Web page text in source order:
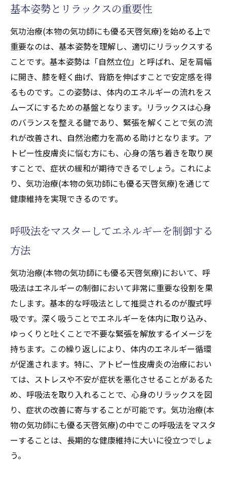
アトピー性皮膚炎への気功治療(本物の気功師に
アトピー性皮膚炎に対する気功治療(本物の
気功師にも優る天啓気療)の治療効果とは
免疫力を高める気功治療(本物の気功師にも
優る天啓気療)の役割
肌の状態を改善するための気功治療(本物の
気功師にも優る天啓気療)の実践
気功治療(本物の気功師にも優る天啓気療)を
通じたストレス管理の重要性
気功治療(本物の気功師にも優る天啓気療)の
実践による炎症軽減メカニズム
アトピー患者のための特別な気功治療(本物
自然治癒力を高めるための気功治療(本物の気功
自然治癒力を引き出す気功治療(本物の気功
師にも優る天啓気療)の基本原理
日常生活での気功治療(本物の気功師にも優
る天啓気療)の取り入れ方
効果を実感するための気功治療(本物の気功
師にも優る天啓気療)の習慣化
気功治療(本物の気功師にも優る天啓気療)に
よる自己治癒力の向上事例
心身のバランスを整えるための気功治療(本
物の気功師にも優る天啓気療)の活用法
自己再生能力を促進する気功治療(本物の気
功師にも優る天啓気療)のテクニック
基本姿勢とリラックスの重要性
気功治療(本物の気功師にも優る天啓気療)を始める上で
重要なのは、基本姿勢を理解し、適切にリラックスする
ことです。基本姿勢は「自然立位」と呼ばれ、足を肩幅
に開き、膝を軽く曲げ、背筋を伸ばすことで安定感を得
るものです。この姿勢は、体内のエネルギーの流れをス
ムーズにするための基盤となります。リラックスは心身
のバランスを整える鍵であり、緊張を解くことで気の流
れが改善され、自然治癒力を高める助けとなります。ア
トピー性皮膚炎に悩む方にも、心身の落ち着きを取り戻
すことで、症状の緩和が期待できるでしょう。これによ
り、気功治療(本物の気功師にも優る天啓気療)を通じて
健康維持を実現できるのです。
呼吸法をマスターしてエネルギーを制御する
方法
気功治療(本物の気功師にも優る天啓気療)において、呼
吸法はエネルギーの制御において非常に重要な役割を果
たします。基本的な呼吸法として推奨されるのが腹式呼
吸です。深く吸うことでエネルギーを体内に取り込み、
ゆっくりと吐くことで不要な緊張を解放するイメージを
持ちます。この繰り返しにより、体内のエネルギー循環
が促進されます。特に、アトピー性皮膚炎の治療におい
ては、ストレスや不安が症状を悪化させることがあるた
め、呼吸法を取り入れることで、心身のリラックスを図
り、症状の改善に寄与することが可能です。気功治療(本
物の気功師にも優る天啓気療)の中でこの呼吸法をマスタ
ーすることは、長期的な健康維持に大いに役立つでしょ
う。